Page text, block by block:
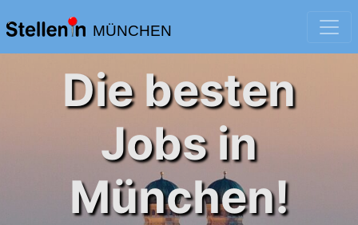
MÜNCHEN
Die besten
Jobs in
München!